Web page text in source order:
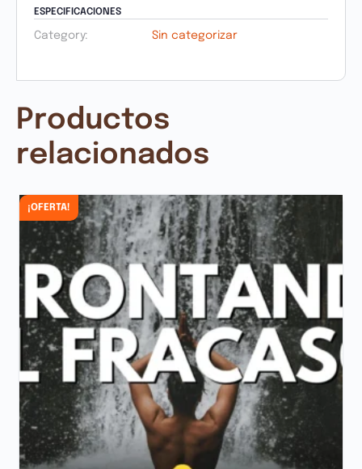
ESPECIFICACIONES
Category: Sin categorizar
Productos
relacionados
¡OFERTA!